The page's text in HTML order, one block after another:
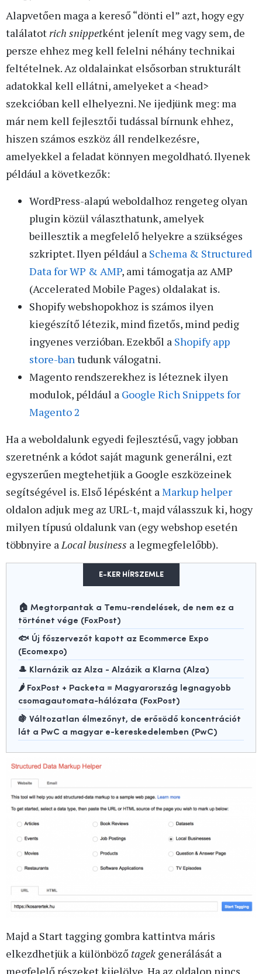
Alapvetően maga a kereső “dönti el” azt, hogy egy
találatotrich snippetként jelenít meg vagy sem, de
persze ehhez meg kell felelni néhány technikai
feltételnek. Az oldalainkat elsősorban strukturált
adatokkal kell ellátni, amelyeket a <head>
szekcióban kell elhelyezni. Ne ijedjünk meg: ma
már nem kell fejlesztői tudással bírnunk ehhez,
hiszen számos eszköz áll rendelkezésre,
amelyekkel a feladat könnyen megoldható. Ilyenek
például a következők:
WordPress-alapú weboldalhoz rengeteg olyan
plugin közül választhatunk, amelyek
beillesztik a megfelelő helyekre a szükséges
szkriptet. Ilyen például a Schema & Structured
Data for WP & AMP, ami támogatja az AMP
(Accelerated Mobile Pages) oldalakat is.
Shopify webshopokhoz is számos ilyen
kiegészítő létezik, mind fizetős, mind pedig
ingyenes verzióban. Ezekből a Shopify app
store-bantudunk válogatni.
Magento rendszerekhez is léteznek ilyen
modulok, például a Google Rich Snippets for
Magento 2
Ha a weboldalunk egyedi fejlesztésű, vagy jobban
szeretnénk a kódot saját magunk generálni, ezt
egyszerűen megtehetjük a Google eszközeinek
segítségével is. Első lépésként aMarkup helper
oldalon adjuk meg az URL-t, majd válasszuk ki, hogy
milyen típusú oldalunk van (egy webshop esetén
többnyire aLocal business a legmegfelelőbb).
E-KER HÍRSZEMLE
🏠 Megtorpantak a Temu-rendelések, de nem ez a
történet vége (FoxPost)
🐟 Új főszervezőt kapott az Ecommerce Expo
(Ecomexpo)
🎩 Klarnázik az Alza - Alzázik a Klarna (Alza)
🌶️ FoxPost + Packeta = Magyarország legnagyobb
csomagautomata-hálózata (FoxPost)
🍇 Változatlan élmezőnyt, de erősödő koncentrációt
lát a PwC a magyar e-kereskedelemben (PwC)
Majd a Start tagging gombra kattintva máris
elkezdhetjük a különböző tagek generálását a
megfelelő részeket kijelölve. Ha az oldalon nincs